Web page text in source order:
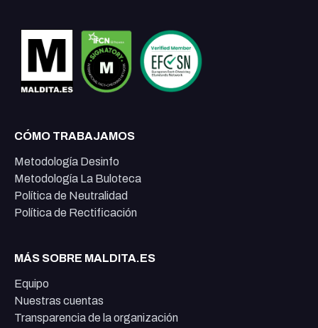
CÓMO TRABAJAMOS
Metodología Desinfo
Metodología La Buloteca
Política de Neutralidad
Política de Rectificación
MÁS SOBRE MALDITA.ES
Equipo
Nuestras cuentas
Transparencia de la organización